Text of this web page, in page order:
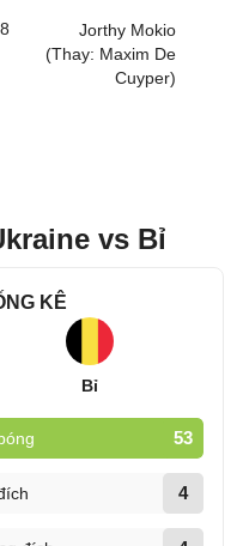
Jorthy Mokio
(Thay: Maxim De
Cuyper)
vs Bỉ
KÊ
Bỉ
53
4